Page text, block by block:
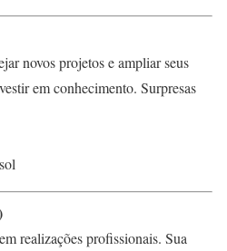
novos projetos e ampliar seus
em conhecimento. Surpresas
realizações profissionais. Sua